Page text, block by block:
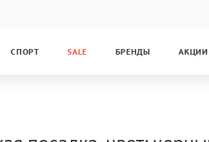
СПОРТ SALE БРЕНДЫ АКЦИИ